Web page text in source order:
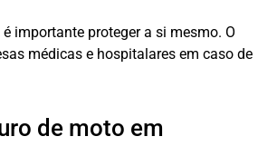
importante proteger a si mesmo. O
médicas e hospitalares em caso de
de moto em